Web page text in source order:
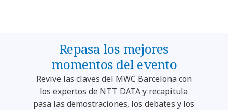
Repasa los mejores
momentos del evento
Revive las claves del MWC Barcelona con
los expertos de NTT DATA y recapitula
pasa las demostraciones, los debates y los